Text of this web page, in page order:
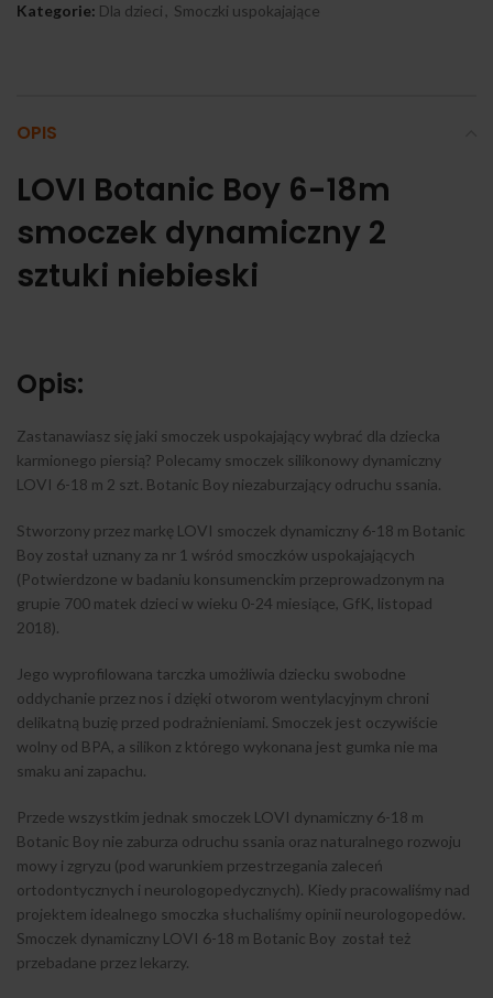
Kategorie: Dla dzieci Smoczki uspokajające
OPIS
LOVI Botanic Boy 6-18m
smoczek dynamiczny 2
sztuki niebieski
Opis:
Zastanawiasz się jaki smoczek uspokajający wybrać dla dziecka
karmionego piersią? Polecamy smoczek silikonowy dynamiczny
LOVI 6-18 m 2 szt. Botanic Boy niezaburzający odruchu ssania.
Stworzony przez markę LOVI smoczek dynamiczny 6-18 m Botanic
Boy został uznany za nr 1 wśród smoczków uspokajających
(Potwierdzone w badaniu konsumenckim przeprowadzonym na
grupie 700 matek dzieci w wieku 0-24 miesiące, GfK, listopad
2018).
Jego wyprofilowana tarczka umożliwia dziecku swobodne
oddychanie przez nos i dzięki otworom wentylacyjnym chroni
delikatną buzię przed podrażnieniami. Smoczek jest oczywiście
wolny od BPA, a silikon z którego wykonana jest gumka nie ma
smaku ani zapachu.
Przede wszystkim jednak smoczek LOVI dynamiczny 6-18 m
Botanic Boy nie zaburza odruchu ssania oraz naturalnego rozwoju
mowy i zgryzu (pod warunkiem przestrzegania zaleceń
ortodontycznych i neurologopedycznych). Kiedy pracowaliśmy nad
projektem idealnego smoczka słuchaliśmy opinii neurologopedów.
Smoczek dynamiczny LOVI 6-18 m Botanic Boy został też
przebadane przez lekarzy.